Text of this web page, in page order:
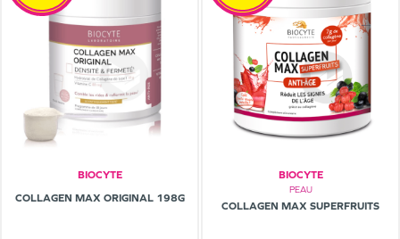
BIOCYTE
COLLAGEN MAX ORIGINAL 198G
BIOCYTE
PEAU
COLLAGEN MAX SUPERFRUITS